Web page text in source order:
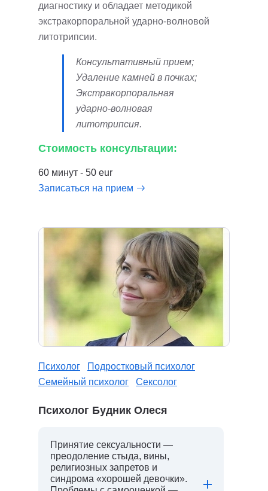
диагностику и обладает методикой
экстракорпоральной ударно-волновой
литотрипсии.
Консультативный прием;
Удаление камней в почках;
Экстракорпоральная
ударно-волновая
литотрипсия.
Стоимость консультации:
60 минут - 50 eur
Записаться на прием
Психолог
Подростковый психолог
Семейный психолог
Сексолог
Психолог Будник Олеся
Принятие сексуальности —
преодоление стыда, вины,
религиозных запретов и
синдрома «хорошей девочки».